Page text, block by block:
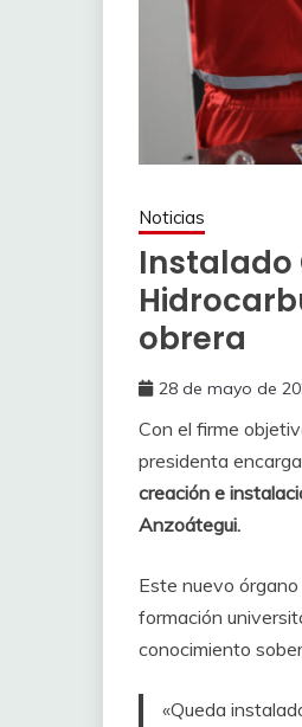
Noticias
Instalado
obrera
28 de mayo de
Con el firme
presidenta
creación e
Anzoátegui.
Este nuevo
formación
conocimiento
«Queda